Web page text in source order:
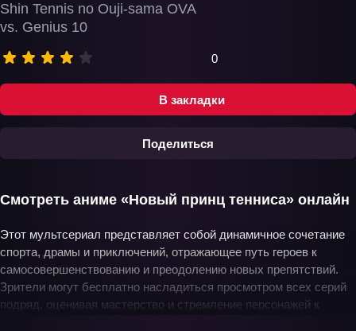
В закладки
Поделиться
Shin Tennis no Ouji-sama OVA
vs. Genius 10
0
Смотреть аниме «Новый принц тенниса» онлайн
Этот мультсериал представляет собой динамичное сочетание
спорта, драмы и приключений, отражающее путь героев к
самосовершенствованию и преодолению новых препятствий.
Зрители могут бесплатно насладиться просмотром всех серий
подряд, оценивая мастерство и стремление персонажей к